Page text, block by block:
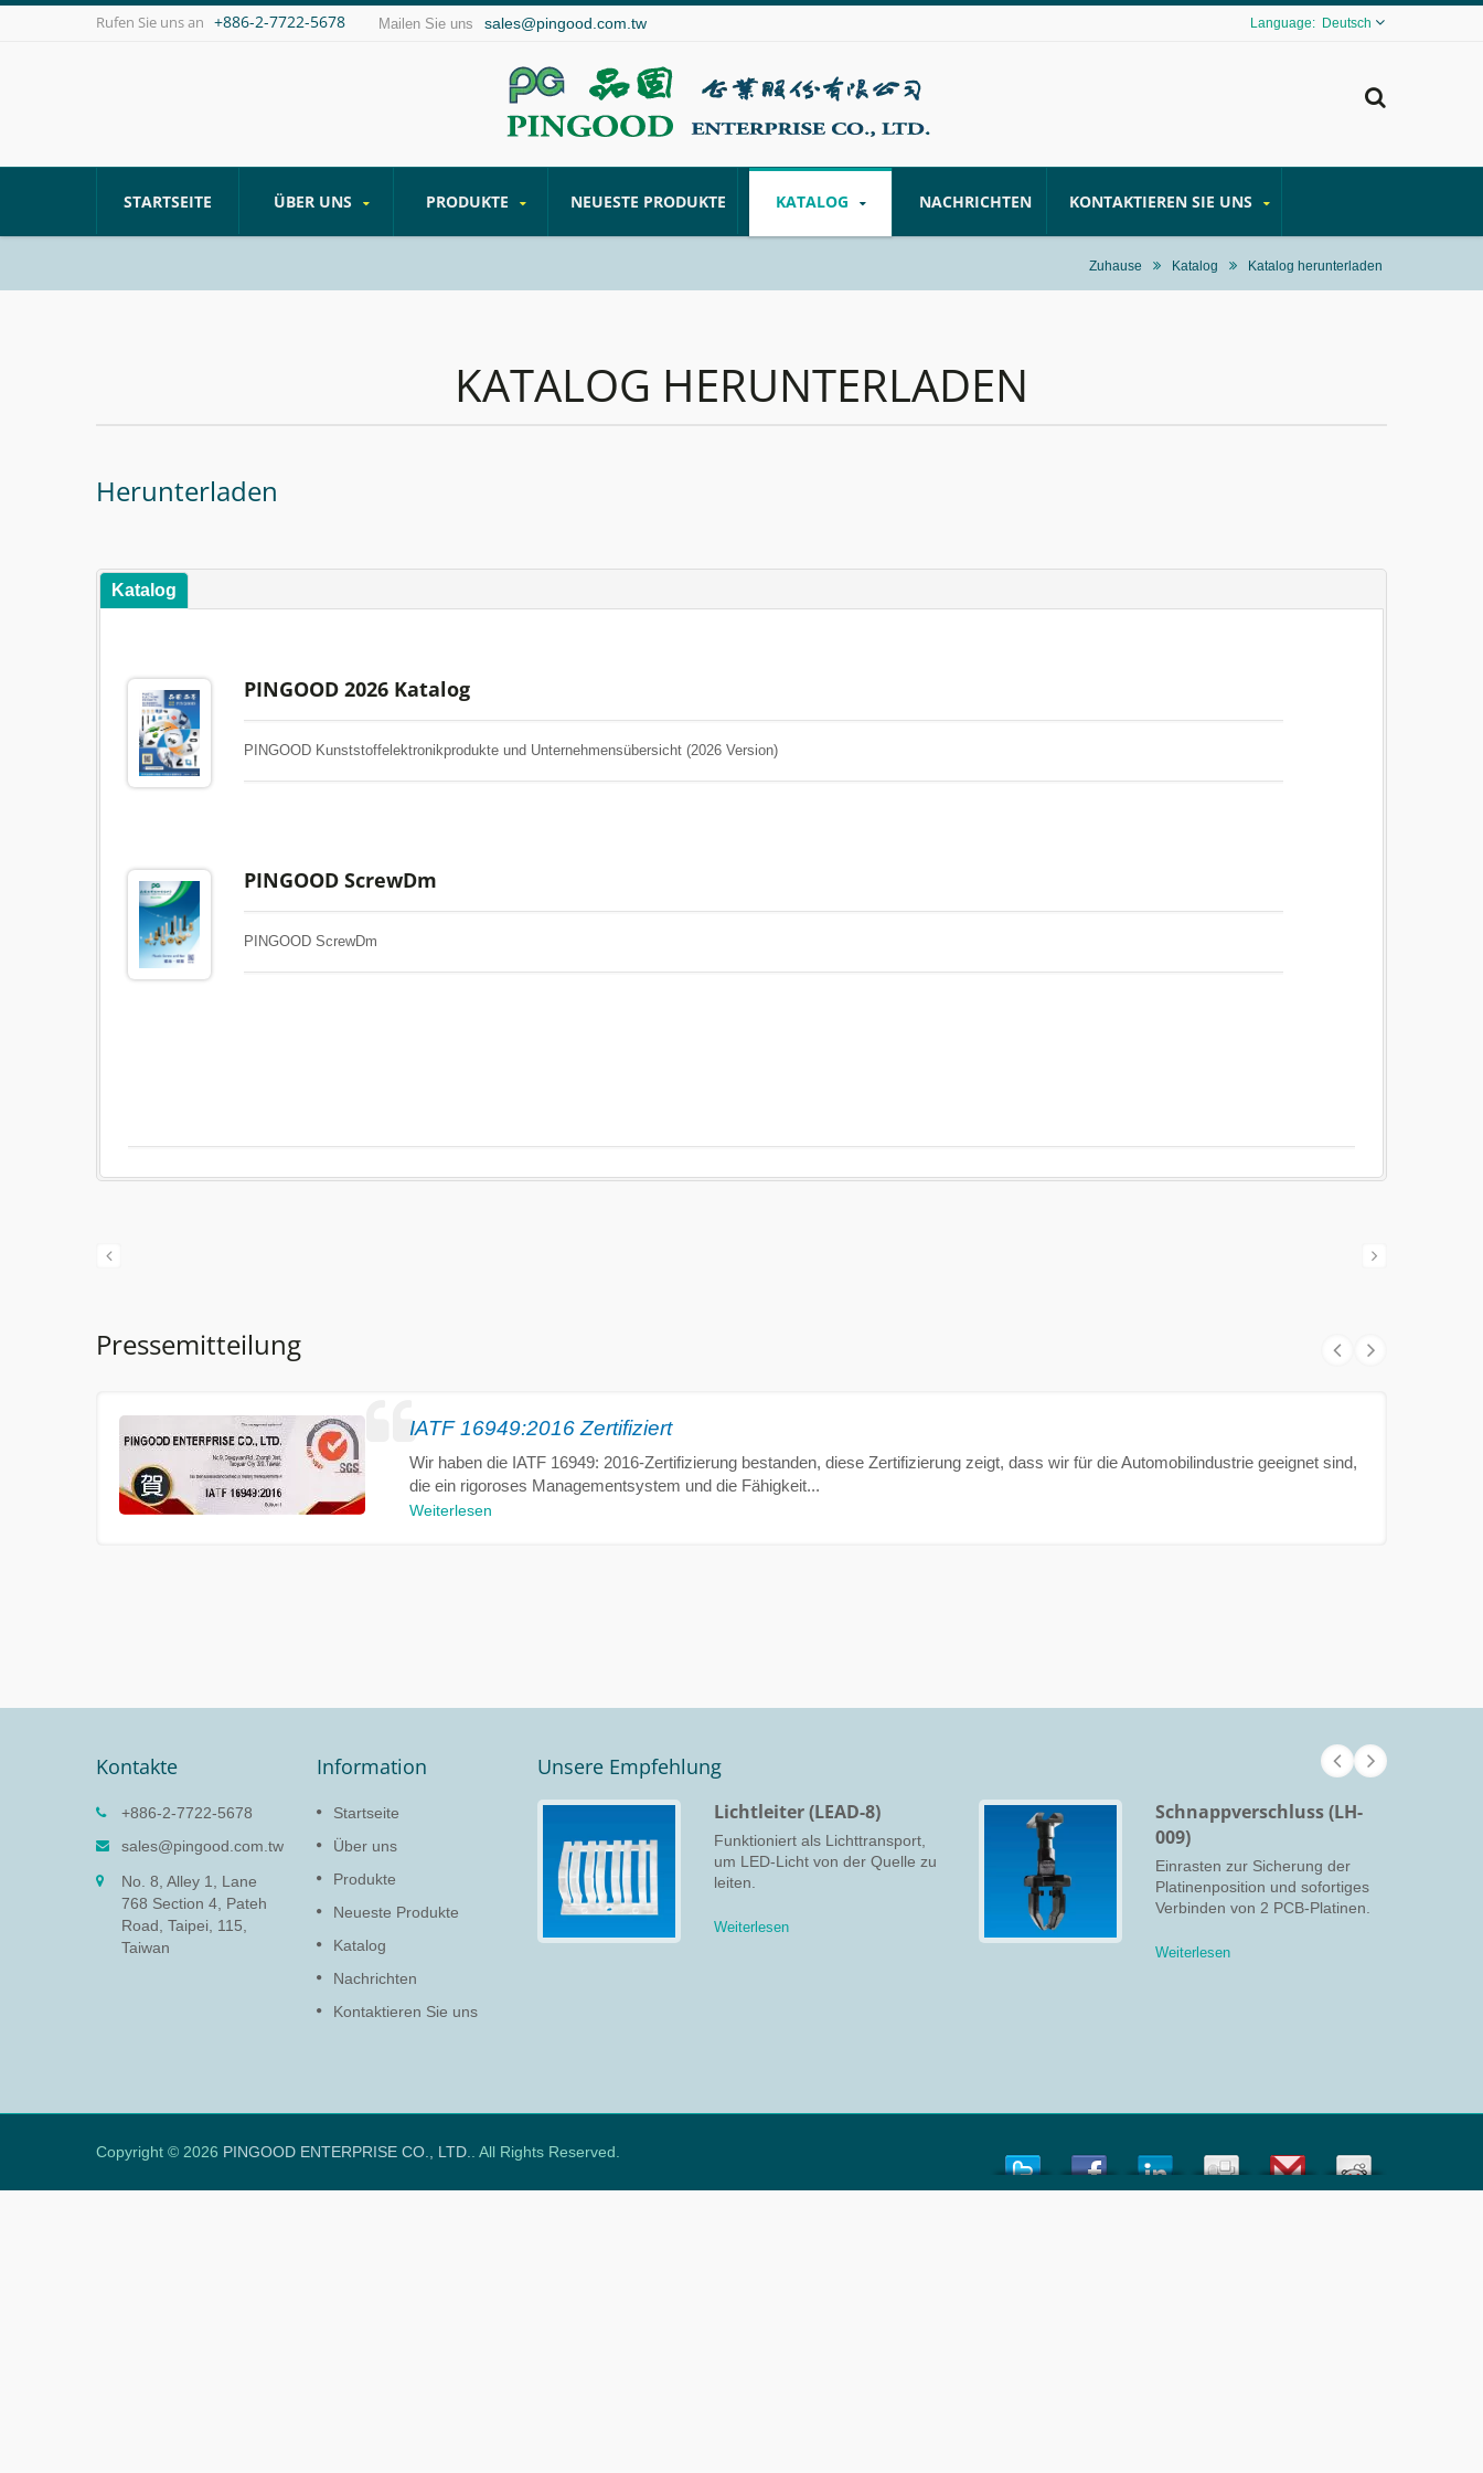
Rufen Sie uns an +886-2-7722-5678 Mailen Sie uns sales@pingood.com.tw Deutsch
STARTSEITE ÜBER UNS PRODUKTE NEUESTE PRODUKTE KATALOG NACHRICHTEN KONTAKTIEREN SIE UNS
Zuhause Katalog Katalog herunterladen
KATALOG HERUNTERLADEN
Herunterladen
Katalog
PINGOOD 2026 Katalog
PINGOOD Kunststoffelektronikprodukte und Unternehmensübersicht (2026 Version)
PINGOOD ScrewDm
PINGOOD ScrewDm
Pressemitteilung
IATF 16949:2016 Zertifiziert
Wir haben die IATF 16949: 2016-Zertifizierung bestanden, diese Zertifizierung zeigt, dass wir für die Automobilindustrie geeignet sind,
die ein rigoroses Managementsystem und die Fähigkeit...
Weiterlesen
Kontakte
+886-2-7722-5678
sales@pingood.com.tw
No. 8, Alley 1, Lane
768 Section 4, Pateh
Road, Taipei, 115,
Taiwan
Information
Startseite
Über uns
Produkte
Neueste Produkte
Katalog
Nachrichten
Kontaktieren Sie uns
Unsere Empfehlung
Drehdämpfer (PG-13)
Die Funktion des Drehdämpfers
Elektronik zu schützen und die
Lebensdauer des Produkts zu
Geschwindigkeit verlangsamt
Weiterlesen
Lichtleiter (LEAD-8)
Funktioniert als Lichttransport,
um LED-Licht von der Quelle zu
leiten.
Weiterlesen
Schnappverschluss (LH-
009)
Einrasten zur Sicherung der
Platinenposition und sofortiges
Verbinden von 2 PCB-Platinen.
Weiterlesen
Copyright © 2026 PINGOOD ENTERPRISE CO., LTD.. All Rights Reserved.